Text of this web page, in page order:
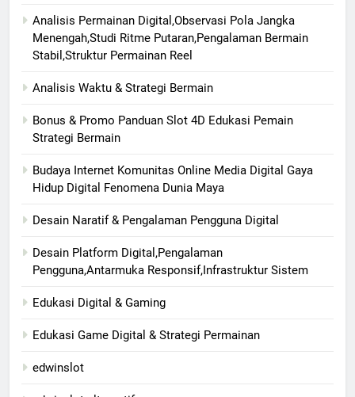
Analisis Permainan Digital,Observasi Pola Jangka
Menengah,Studi Ritme Putaran,Pengalaman Bermain
Stabil,Struktur Permainan Reel
Analisis Waktu & Strategi Bermain
Bonus & Promo Panduan Slot 4D Edukasi Pemain
Strategi Bermain
Budaya Internet Komunitas Online Media Digital Gaya
Hidup Digital Fenomena Dunia Maya
Desain Naratif & Pengalaman Pengguna Digital
Desain Platform Digital,Pengalaman
Pengguna,Antarmuka Responsif,Infrastruktur Sistem
Edukasi Digital & Gaming
Edukasi Game Digital & Strategi Permainan
edwinslot